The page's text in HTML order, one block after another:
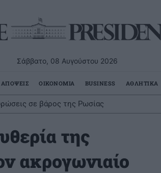
Σάββατο, 08 Αυγούστου 2026
ΑΠΟΨΕΙΣ ΟΙΚΟΝΟΜΙΑ BUSINESS ΑΘΛΗΤΙΚΑ
σε βάρος της Ρωσίας
της
ακρογωνιαίο